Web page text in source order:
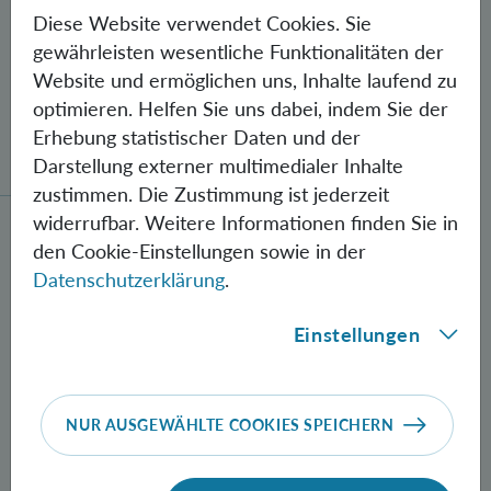
Gegen Fehler geschützte Quantenbits
verschränkt
Neue Methode zur Herstellung verschränkter
Diese Website verwendet Cookies. Sie
gewährleisten wesentliche Funktionalitäten der
Website und ermöglichen uns, Inhalte laufend zu
optimieren. Helfen Sie uns dabei, indem Sie der
Erhebung statistischer Daten und der
Darstellung externer multimedialer Inhalte
zustimmen. Die Zustimmung ist jederzeit
widerrufbar. Weitere Informationen finden Sie in
den Cookie-Einstellungen sowie in der
Datenschutzerklärung.
Einstellungen
NUR AUSGEWÄHLTE COOKIES SPEICHERN